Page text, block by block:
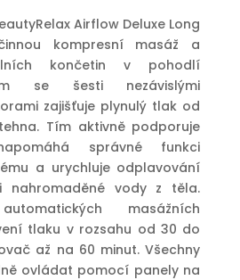
26
990 Kč.
17
990 Kč.
Airflow Deluxe Long
kompresní masáž a
končetin v pohodlí
se šesti nezávislými
zajišťuje plynulý tlak od
Tím aktivně podporuje
správné funkci
a urychluje odplavování
nahromaděné vody z těla.
masážních
tlaku v rozsahu od 30 do
až na 60 minut. Všechny
ovládat pomocí panely na